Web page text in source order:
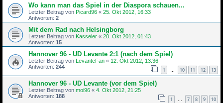
Wo kann man das Spiel in der Diaspora schauen...
Letzter Beitrag von Picard96 « 25. Okt 2012, 16:33
Antworten: 2
Mit dem Rad nach Helsingborg
Letzter Beitrag von Kasseler « 20. Okt 2012, 01:43
Antworten: 15
Hannover 96 - UD Levante 2:1 (nach dem Spiel)
Letzter Beitrag von LevanteFan « 12. Okt 2012, 13:36
Antworten: 244 1 … 10 11 12 13
Hannover 96 - UD Levante (vor dem Spiel)
Letzter Beitrag von moi96 « 4. Okt 2012, 21:25
Antworten: 188 1 7 8 9 10